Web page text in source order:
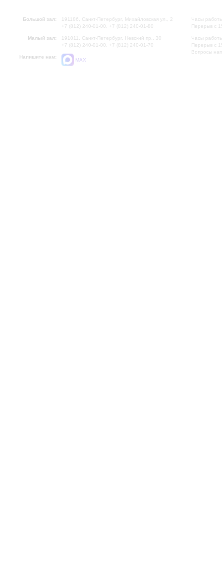
Большой зал:
191186, Санкт-Петербург, Михайловская ул., 2
+7 (812) 240-01-00, +7 (812) 240-01-80
Малый зал:
191011, Санкт-Петербург, Невский пр., 30
+7 (812) 240-01-00, +7 (812) 240-01-70
Напишите нам:
MAX
Часы
Перерыв с
Часы
Перерыв с
Вопросы